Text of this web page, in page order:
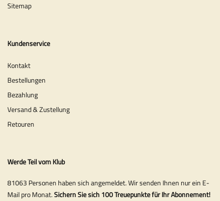
Sitemap
Kundenservice
Kontakt
Bestellungen
Bezahlung
Versand & Zustellung
Retouren
Werde Teil vom Klub
81063 Personen haben sich angemeldet. Wir senden Ihnen nur ein E-
Mail pro Monat.Sichern Sie sich 100 Treuepunkte für Ihr Abonnement!